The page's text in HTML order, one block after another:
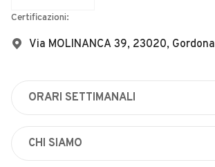
Concessionari
Certificazioni:
Via MOLINANCA 39, 23020, Gordona
ORARI SETTIMANALI
08:30 - 13:00 / 14:30 - 18:00
Martedì
CHI SIAMO